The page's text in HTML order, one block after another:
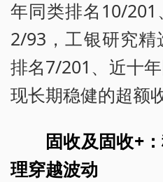
年同类排名10/
2/93，工银研究
排名7/201、近十
现长期稳健的超额
固收及固收+
理穿越波动